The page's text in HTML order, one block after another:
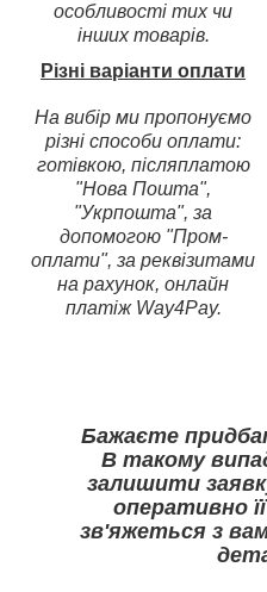
особливості тих чи
інших товарів.
Різні варіанти оплати
На вибір ми пропонуємо
різні способи оплати:
готівкою, післяплатою
"Нова Пошта",
"Укрпошта", за
допомогою "Пром-
оплати", за реквізитами
на рахунок, онлайн
платіж Way4Pay.
Бажаєте
В такому
залишити
оперативно
зв'яжеться з